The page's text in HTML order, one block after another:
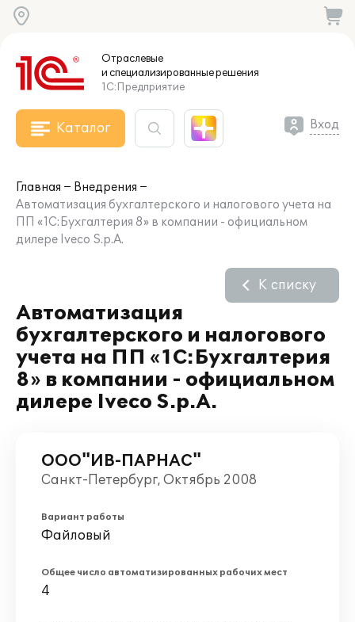
Отраслевые
и специализированныерешения
1С:Предприятие
Каталог Вход
Главная
Внедрения
Автоматизация бухгалтерского и налогового учета на
ПП «1С:Бухгалтерия 8» в компании - официальном
дилере Iveco S.p.A.
Автоматизация
бухгалтерского и налогового
учета на ПП «1С:Бухгалтерия
8» в компании - официальном
дилере Iveco S.p.A.
К списку
ООО"ИВ-ПАРНАС"
Санкт-Петербург, Октябрь 2008
Вариант работы
Файловый
Общее число автоматизированных рабочих мест
4